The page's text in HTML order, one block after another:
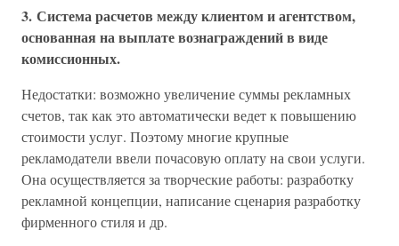
3. Система расчетов между клиентом и агентством,
основанная на выплате вознаграждений в виде
комиссионных.
Недостатки: возможно увеличение суммы рекламных
счетов, так как это автоматически ведет к повышению
стоимости услуг. Поэтому многие крупные
рекламодатели ввели почасовую оплату на свои услуги.
Она осуществляется за творческие работы: разработку
рекламной концепции, написание сценария разработку
фирменного стиля и др.